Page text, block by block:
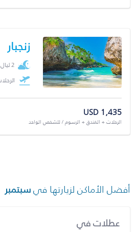
زنجبار
2 ليال
USD 1,435
الرحلات + الفندق + الرسوم / للشخص الواحد
أفضل الأماكن لزيارتها فيسبتمبر
عطلات في